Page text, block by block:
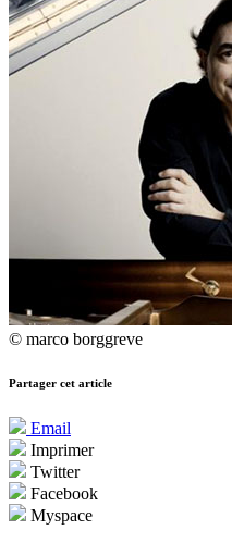
© marco borggreve
Partager cet article
Email
Imprimer
Twitter
Facebook
Myspace